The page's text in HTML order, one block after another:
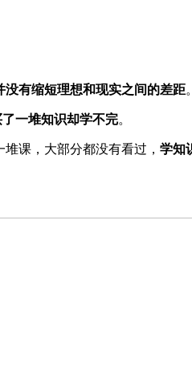
有缩短理想和现实之间的差距。
一堆知识却学不完。
课，大部分都没有看过， 学知